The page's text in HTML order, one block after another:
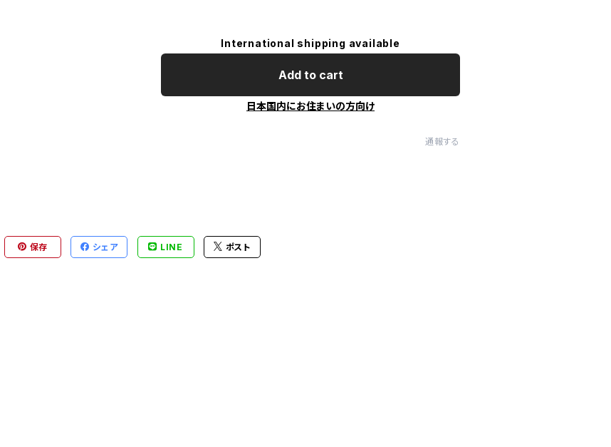
International shipping available
Add to cart
日本国内にお住まいの方向け
通報する
保存 シェア LINE ポスト